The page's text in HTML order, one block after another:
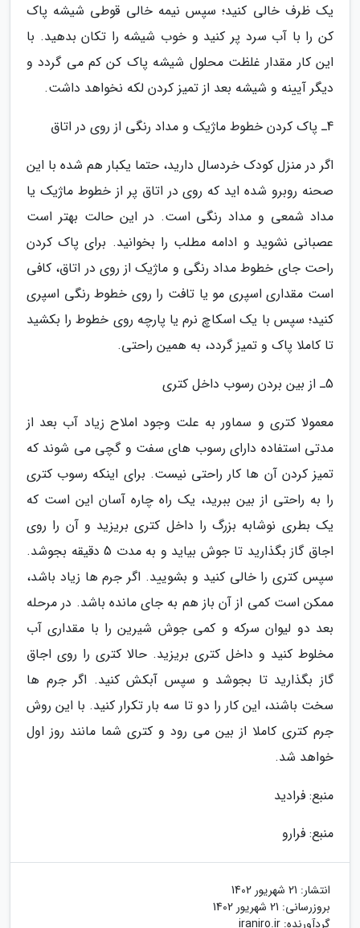
یک ظرف خالی کنید؛ سپس نیمه خالی قوطی شیشه پاک
کن را با آب سرد پر کنید و خوب شیشه را تکان بدهید. با
این کار مقدار غلظت محلول شیشه پاک کن کم می گردد و
دیگر آیینه و شیشه بعد از تمیز کردن لکه نخواهد داشت.
4ـ پاک کردن خطوط ماژیک و مداد رنگی از روی در اتاق
اگر در منزل کودک خردسال دارید، حتما یکبار هم شده با این
صحنه روبرو شده اید که روی در اتاق پر از خطوط ماژیک یا
مداد شمعی و مداد رنگی است. در این حالت بهتر است
عصبانی نشوید و ادامه مطلب را بخوانید. برای پاک کردن
راحت جای خطوط مداد رنگی و ماژیک از روی در اتاق، کافی
است مقداری اسپری مو یا تافت را روی خطوط رنگی اسپری
کنید؛ سپس با یک اسکاچ نرم یا پارچه روی خطوط را بکشید
تا کاملا پاک و تمیز گردد، به همین راحتی.
5ـ از بین بردن رسوب داخل کتری
معمولا کتری و سماور به علت وجود املاح زیاد آب بعد از
مدتی استفاده دارای رسوب های سفت و گچی می شوند که
تمیز کردن آن ها کار راحتی نیست. برای اینکه رسوب کتری
را به راحتی از بین ببرید، یک راه چاره آسان این است که
یک بطری نوشابه بزرگ را داخل کتری بریزید و آن را روی
اجاق گاز بگذارید تا جوش بیاید و به مدت 5 دقیقه بجوشد.
سپس کتری را خالی کنید و بشویید. اگر جرم ها زیاد باشد،
ممکن است کمی از آن باز هم به جای مانده باشد. در مرحله
بعد دو لیوان سرکه و کمی جوش شیرین را با مقداری آب
مخلوط کنید و داخل کتری بریزید. حالا کتری را روی اجاق
گاز بگذارید تا بجوشد و سپس آبکش کنید. اگر جرم ها
سخت باشند، این کار را دو تا سه بار تکرار کنید. با این روش
جرم کتری کاملا از بین می رود و کتری شما مانند روز اول
خواهد شد.
منبع: فرادید
منبع: فرارو
انتشار: 21 شهریور 1402
بروزرسانی: 21 شهریور 1402
گردآورنده: iraniro.ir